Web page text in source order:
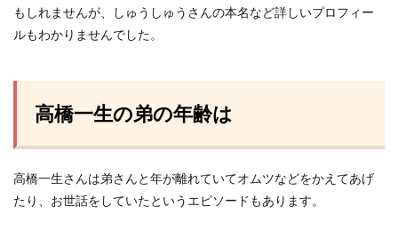
もしれませんが、しゅうしゅうさんの本名など詳しいプロフィー
ルもわかりませんでした。
高橋一生の弟の年齢は
高橋一生さんは弟さんと年が離れていてオムツなどをかえてあげ
たり、お世話をしていたというエピソードもあります。